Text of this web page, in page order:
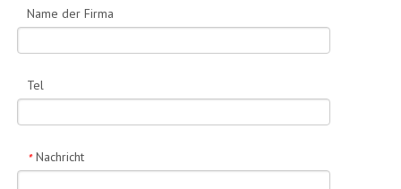
Name der Firma
Tel
* Nachricht